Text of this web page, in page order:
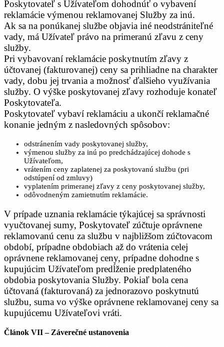
Poskytovateľ s Užívateľom dohodnúť o vybavení
reklamácie výmenou reklamovanej Služby za inú.
Ak sa na ponúkanej službe objavia iné neodstrániteľné
vady, má Užívateľ právo na primeranú zľavu z ceny
služby.
Pri vybavovaní reklamácie poskytnutím zľavy z
účtovanej (fakturovanej) ceny sa prihliadne na charakter
vady, dobu jej trvania a možnosť ďalšieho využívania
služby. O výške poskytovanej zľavy rozhoduje konateľ
Poskytovateľa.
Poskytovateľ vybaví reklamáciu a ukončí reklamačné
konanie jedným z nasledovných spôsobov:
odstránením vady poskytovanej služby,
výmenou služby za inú po predchádzajúcej dohode s
Užívateľom,
vrátením ceny zaplatenej za poskytovanú službu (pri
odstúpení od zmluvy)
vyplatením primeranej zľavy z ceny poskytovanej služby,
odôvodneným zamietnutím reklamácie.
V prípade uznania reklamácie týkajúcej sa správnosti
vyučtovanej sumy, Poskytovateľ zúčtuje oprávnene
reklamovanú cenu za službu v najbližšom zúčtovacom
období, prípadne obdobiach až do vrátenia celej
oprávnene reklamovanej ceny, prípadne dohodne s
kupujúcim Užívateľom predĺženie predplateného
obdobia poskytovania Služby. Pokiaľ bola cena
účtovaná (fakturovaná) za jednorazovo poskytnutú
službu, suma vo výške oprávnene reklamovanej ceny sa
kupujúcemu Užívateľovi vráti.
Článok VII – Záverečné ustanovenia